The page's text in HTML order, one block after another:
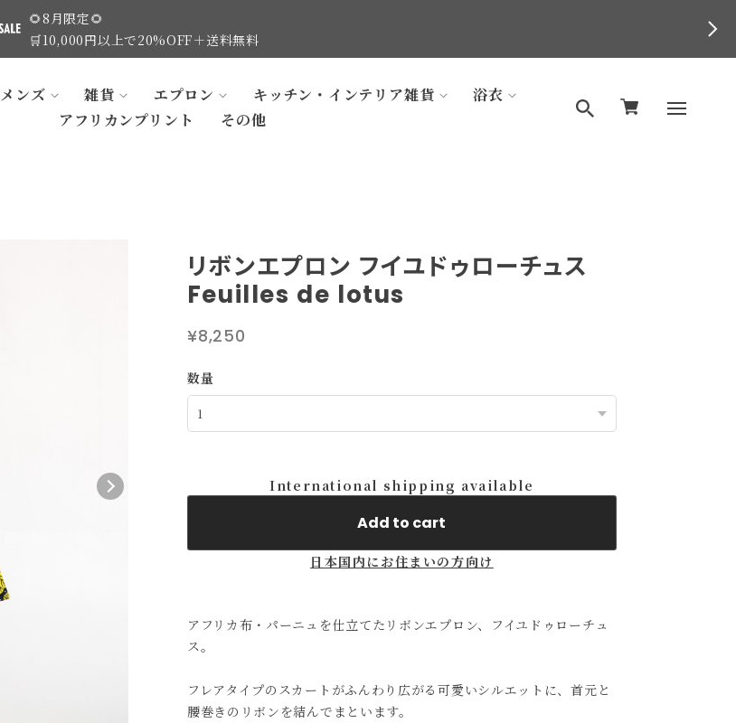
🌻8月限定🌻
🛒10,000円以上で20%OFF＋送料無料
メンズ 雑貨 エプロン キッチン・インテリア雑貨
浴衣
アフリカンプリント
その他
リボンエプロン フイユドゥローチュス
Feuilles de lotus
¥8,250
数量
International shipping available
Add to cart
日本国内にお住まいの方向け
アフリカ布・パーニュを仕立てたリボンエプロン、フイユドゥローチュ
ス。
フレアタイプのスカートがふんわり広がる可愛いシルエットに、首元と
腰巻きのリボンを結んでまといます。